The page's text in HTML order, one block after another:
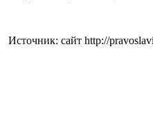
Источник: сайт http://